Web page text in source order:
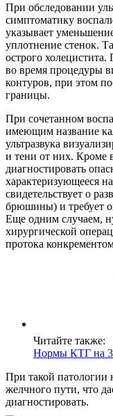
При обследовании
симптоматику
указывает
уплотнение стенок.
острого
во время процедуры
контуров, при этом
границы.
При сочетанном
имеющим название
ультразвука
и тени от них. Кроме
диагностировать
характеризующееся
свидетельствует о
брюшины) и требует
Еще одним случаем,
хирургической
протока
Читайте также:
Нормы КТГ на
При такой патологии
желчного пути, что
диагностировать.